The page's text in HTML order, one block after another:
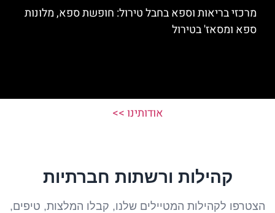
מרכזי בריאות וספא בחבל טירול: חופשת ספא, מלונות
ספא ומסאז' בטירול
אודותינו >>
קהילות ורשתות חברתיות
הצטרפו לקהילות המטיילים שלנו, קבלו המלצות, טיפים,